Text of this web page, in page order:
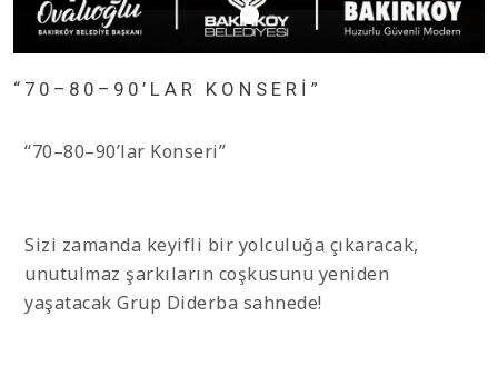
“70–80–90’LAR KONSERI”
“70–80–90’lar Konseri”
Sizi zamanda keyifli bir yolculuğa çıkaracak,
unutulmaz şarkıların coşkusunu yeniden
yaşatacak Grup Diderba sahnede!